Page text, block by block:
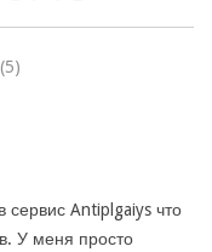
(5)
Antiplgaiys что
У меня просто